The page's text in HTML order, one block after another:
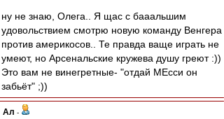
ну не знаю, Олега.. Я щас с бааальшим
удовольствием смотрю новую команду Венгера
против америкосов.. Те правда ваще играть не
умеют, но Арсенальские кружева душу греют :))
Это вам не винегретные- "отдай МЕсси он
забьёт" ;))
Ал -